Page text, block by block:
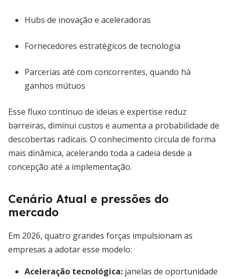
Hubs de inovação e aceleradoras
Fornecedores estratégicos de tecnologia
Parcerias até com concorrentes, quando há
ganhos mútuos
Esse fluxo contínuo de ideias e expertise reduz
barreiras, diminui custos e aumenta a probabilidade de
descobertas radicais. O conhecimento circula de forma
mais dinâmica, acelerando toda a cadeia desde a
concepção até a implementação.
Cenário Atual e pressões do
mercado
Em 2026, quatro grandes forças impulsionam as
empresas a adotar esse modelo:
Aceleração tecnológica: janelas de oportunidade